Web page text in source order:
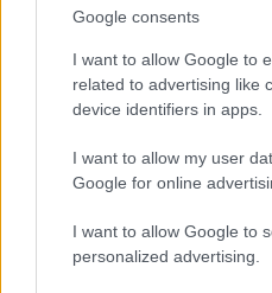
Google consents
I want to allow Google to
related to advertising like
device identifiers in apps.
I want to allow my user
Google for online
I want to allow Google to
personalized advertising.
Tanulmányozd a
viselkedését akár a
olyanokét, akikkel a
találkozol. A
sugároznak, hogy tanulj
viselkedésükből. Finoman
megfigyelt magabiztos
kommunikációs